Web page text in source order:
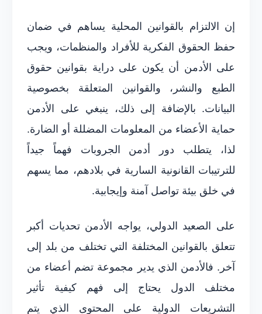
إن الالتزام بالقوانين المحلية يساهم في ضمان
حفظ الحقوق الفكرية للأفراد والمنظمات، ويجب
على الأدمن أن يكون على دراية بقوانين حقوق
الطبع والنشر، والقوانين المتعلقة بخصوصية
البيانات. بالإضافة إلى ذلك، ينبغي على الأدمن
حماية الأعضاء من المعلومات المضللة أو الضارة.
لذا، يتطلب دور أدمن الجروبات فهماً جيداً
للترتيبات القانونية السارية في بلادهم، مما يسهم
في خلق بيئة تواصل آمنة وإيجابية.
على الصعيد الدولي، يواجه الأدمن تحديات أكبر
تتعلق بالقوانين المختلفة التي تختلف من بلد إلى
آخر. فالأدمن الذي يدير مجموعة تضم أعضاء من
مختلف الدول يحتاج إلى فهم كيفية تأثير
التشريعات الدولية على المحتوى الذي يتم